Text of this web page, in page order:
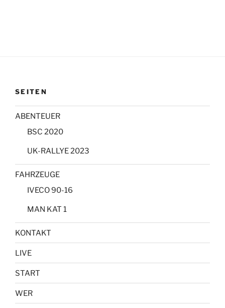
SEITEN
ABENTEUER
BSC 2020
UK-RALLYE 2023
FAHRZEUGE
IVECO 90-16
MAN KAT 1
KONTAKT
LIVE
START
WER